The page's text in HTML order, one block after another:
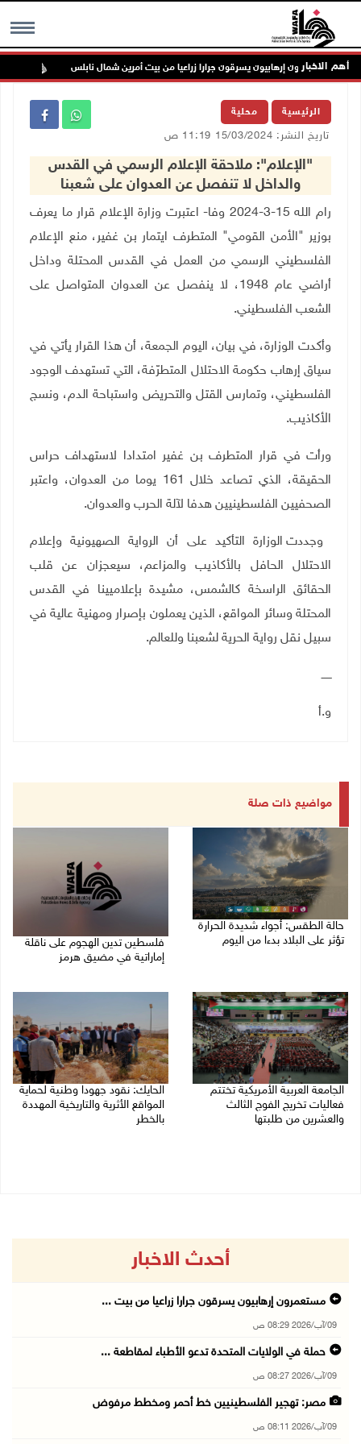
MENU أهم الاخبار
مستعمرون إرهابيون يسرقون جرارا زراعيا من بيت أمرين شمال نابلس
الرئيسية محلية
تاريخ النشر: 15/03/2024 11:19 ص
"الإعلام": ملاحقة الإعلام الرسمي في القدس
والداخل لا تنفصل عن العدوان على شعبنا
رام الله 15-3-2024 وفا- اعتبرت وزارة الإعلام قرار ما يعرف
بوزير "الأمن القومي" المتطرف ايتمار بن غفير، منع الإعلام
الفلسطيني الرسمي من العمل في القدس المحتلة وداخل
أراضي عام 1948، لا ينفصل عن العدوان المتواصل على
الشعب الفلسطيني.
وأكدت الوزارة، في بيان، اليوم الجمعة، أن هذا القرار يأتي في
سياق إرهاب حكومة الاحتلال المتطرّفة، التي تستهدف الوجود
الفلسطيني، وتمارس القتل والتحريض واستباحة الدم، ونسج
الأكاذيب.
ورأت في قرار المتطرف بن غفير امتدادا لاستهداف حراس
الحقيقة، الذي تصاعد خلال 161 يوما من العدوان، واعتبر
الصحفيين الفلسطينيين هدفا لآلة الحرب والعدوان.
وجددت الوزارة التأكيد على أن الرواية الصهيونية وإعلام
الاحتلال الحافل بالأكاذيب والمزاعم، سيعجزان عن قلب
الحقائق الراسخة كالشمس، مشيدة بإعلاميينا في القدس
المحتلة وسائر المواقع، الذين يعملون بإصرار ومهنية عالية في
سبيل نقل رواية الحرية لشعبنا وللعالم.
ــــــ
و.أ
مواضيع ذات صلة
حالة الطقس: أجواء شديدة الحرارة
تؤثر على البلاد بدءا من اليوم
فلسطين تدين الهجوم على ناقلة
إماراتية في مضيق هرمز
الجامعة العربية الأمريكية تختتم
فعاليات تخريج الفوج الثالث
والعشرين من طلبتها
الحايك: نقود جهودا وطنية لحماية
المواقع الأثرية والتاريخية المهددة
بالخطر
أحدث الاخبار
مستعمرون إرهابيون يسرقون جرارا زراعيا من بيت ...
09/آب/2026 08:29 ص
حملة في الولايات المتحدة تدعو الأطباء لمقاطعة ...
09/آب/2026 08:27 ص
مصر: تهجير الفلسطينيين خط أحمر ومخطط مرفوض
09/آب/2026 08:11 ص